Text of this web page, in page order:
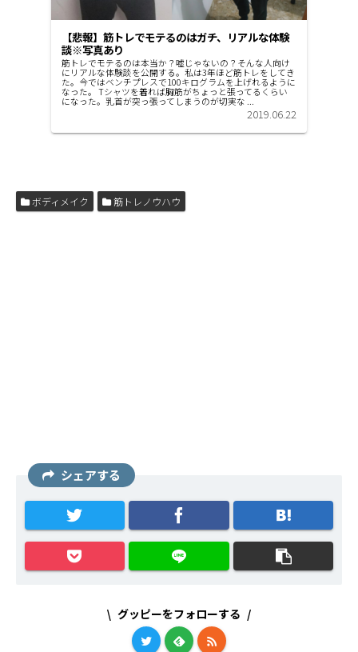
【悲報】筋トレでモテるのはガチ、リアルな体験
談※写真あり
筋トレでモテるのは本当か？嘘じゃないの？そんな人向け
にリアルな体験談を公開する。私は3年ほど筋トレをしてき
た。今ではベンチプレスで100キログラムを上げれるように
なった。 Tシャツを着れば胸筋がちょっと張ってるくらい
になった。乳首が突っ張ってしまうのが切実な ...
2019.06.22
ボディメイク 筋トレノウハウ
シェアする
グッピーをフォローする